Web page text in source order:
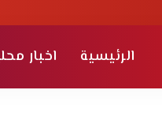
الرئيسية اخبار